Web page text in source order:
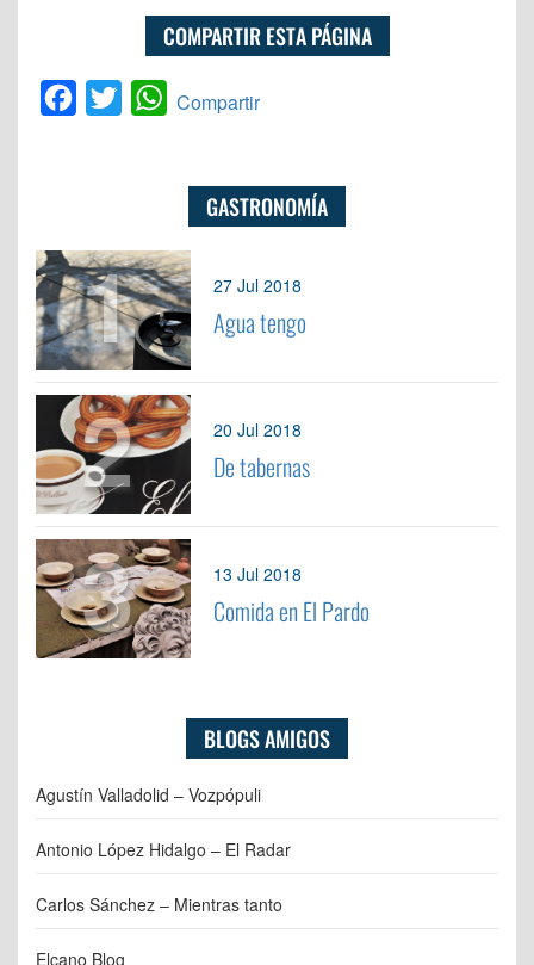
COMPARTIR ESTA PÁGINA
Facebook
Twitter WhatsApp
Compartir
GASTRONOMÍA
1 27 Jul 2018
Agua tengo
2 20 Jul 2018
De tabernas
3 13 Jul 2018
Comida en El Pardo
BLOGS AMIGOS
Agustín Valladolid – Vozpópuli
Antonio López Hidalgo – El Radar
Carlos Sánchez – Mientras tanto
Elcano Blog